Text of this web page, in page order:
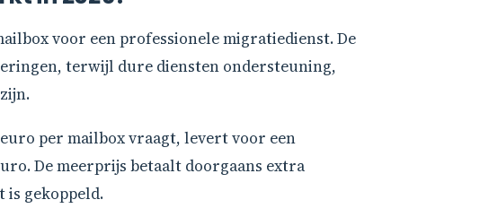
voor een professionele migratiedienst. De
terwijl dure diensten ondersteuning,
per mailbox vraagt, levert voor een
De meerprijs betaalt doorgaans extra
is gekoppeld.